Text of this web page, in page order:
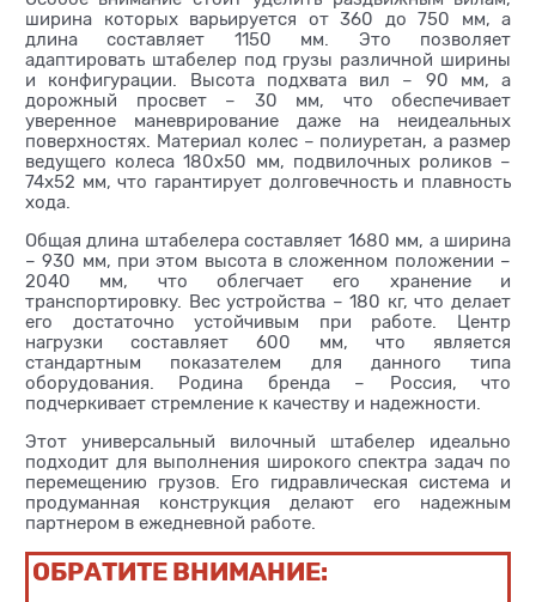
ширина которых варьируется от 360 до 750 мм, а
длина составляет 1150 мм. Это позволяет
адаптировать штабелер под грузы различной ширины
и конфигурации. Высота подхвата вил – 90 мм, а
дорожный просвет – 30 мм, что обеспечивает
уверенное маневрирование даже на неидеальных
поверхностях. Материал колес – полиуретан, а размер
ведущего колеса 180х50 мм, подвилочных роликов –
74х52 мм, что гарантирует долговечность и плавность
хода.
Общая длина штабелера составляет 1680 мм, а ширина
– 930 мм, при этом высота в сложенном положении –
2040 мм, что облегчает его хранение и
транспортировку. Вес устройства – 180 кг, что делает
его достаточно устойчивым при работе. Центр
нагрузки составляет 600 мм, что является
стандартным показателем для данного типа
оборудования. Родина бренда – Россия, что
подчеркивает стремление к качеству и надежности.
Этот универсальный вилочный штабелер идеально
подходит для выполнения широкого спектра задач по
перемещению грузов. Его гидравлическая система и
продуманная конструкция делают его надежным
партнером в ежедневной работе.
ОБРАТИТЕ ВНИМАНИЕ: